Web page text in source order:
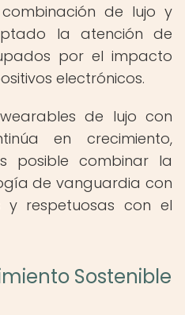
de lujo y
la atención de
por el impacto
electrónicos.
de lujo con
en crecimiento,
posible combinar la
de vanguardia con
y respetuosas con el
Sostenible